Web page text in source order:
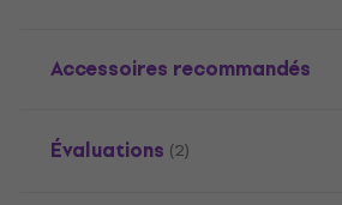
Accessoires recommandés
Évaluations (2)